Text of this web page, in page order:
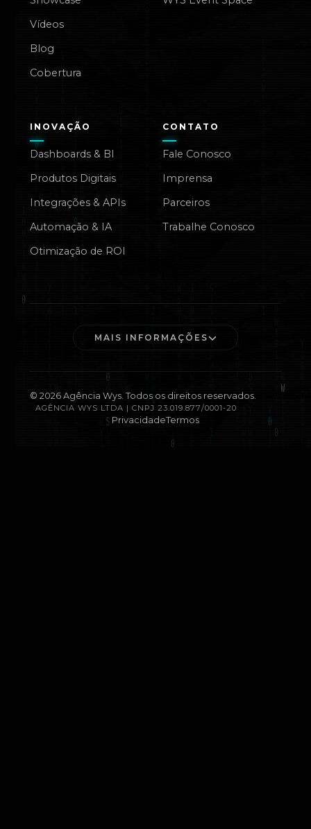
Vídeos
Blog
Cobertura
INOVAÇÃO
Dashboards & BI
Produtos Digitais
Integrações & APIs
Automação & IA
Otimização de ROI
CONTATO
Fale Conosco
Imprensa
Parceiros
Trabalhe Conosco
MAIS INFORMAÇÕES
© 2026Agência Wys. Todos os direitos reservados.
AGÊNCIA WYS LTDA | CNPJ 23.019.877/0001-20
PrivacidadeTermos